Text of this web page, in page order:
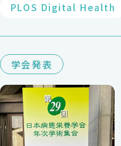
PLOS Digital Health
学会発表